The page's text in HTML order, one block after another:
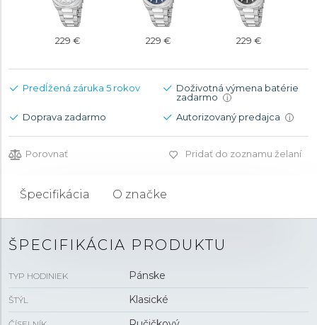
229 € 229 € 229 €
Predĺžená záruka 5 rokov
Doživotná výmena batérie
zadarmo
i
Doprava zadarmo Autorizovaný predajca i
Porovnať Pridať do zoznamu želaní
Špecifikácia O značke
ŠPECIFIKÁCIA PRODUKTU
TYP HODINIEK Pánske
ŠTÝL Klasické